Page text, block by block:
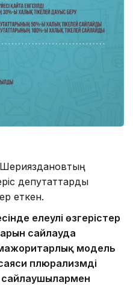
депутаттарды
еткен.
елеулі өзгерістер
сайлауда
модель
плюрализмді
сайлаушылармен